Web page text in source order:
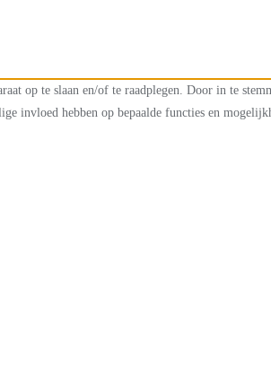
op te slaan en/of te raadplegen. Door in te
invloed hebben op bepaalde functies en